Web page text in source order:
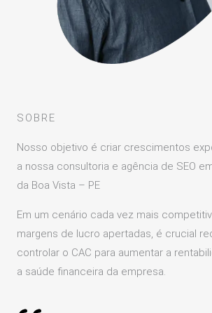
SOBRE
Nosso objetivo é criar crescimentos
a nossa consultoria e agência de SEO
da Boa Vista – PE
Em um cenário cada vez mais
margens de lucro apertadas, é crucial
controlar o CAC para aumentar a
a saúde financeira da empresa.